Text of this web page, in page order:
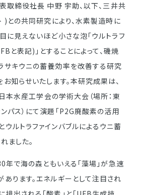
取締役社長 中野 宇助、以下、三井共
)との共同研究により、水素製造時に
に見えないほど小さな泡「ウルトラフ
と表記)」とすることによって、磯焼
サキウニの蓄養効率を改善する研究
知らせいたします。本研究成果は、
本水産工学会の学術大会（場所：東
パス）にて演題「P2G廃酸素の活用
ルトラファインバブルによるウニ蓄
ました。
年で海の森ともいえる「藻場」が急速
ります。エネルギーとして注目され